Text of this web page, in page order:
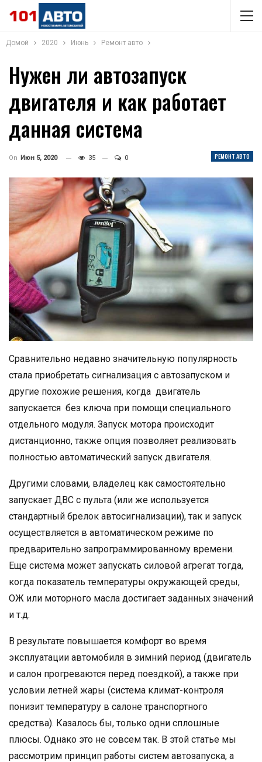
Домой 2020 Июнь Ремонт авто
Нужен ли автозапуск
двигателя и как работает
данная система
РЕМОНТ АВТО
On Июн 5, 2020 35 0
Сравнительно недавно значительную популярность
стала приобретать сигнализация с автозапуском и
другие похожие решения, когда двигатель
запускается без ключа при помощи специального
отдельного модуля. Запуск мотора происходит
дистанционно, также опция позволяет реализовать
полностью автоматический запуск двигателя.
Другими словами, владелец как самостоятельно
запускает ДВС с пульта (или же используется
стандартный брелок автосигнализации), так и запуск
осуществляется в автоматическом режиме по
предварительно запрограммированному времени.
Еще система может запускать силовой агрегат тогда,
когда показатель температуры окружающей среды,
ОЖ или моторного масла достигает заданных значений
и т.д.
В результате повышается комфорт во время
эксплуатации автомобиля в зимний период (двигатель
и салон прогреваются перед поездкой), а также при
условии летней жары (система климат-контроля
понизит температуру в салоне транспортного
средства). Казалось бы, только одни сплошные
плюсы. Однако это не совсем так. В этой статье мы
рассмотрим принцип работы систем автозапуска, а